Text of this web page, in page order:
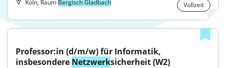
Köln, Raum Bergisch Gladbach Vollzeit
Professor:in (d/m/w) für Informatik,
insbesondere Netzwerksicherheit (W2)